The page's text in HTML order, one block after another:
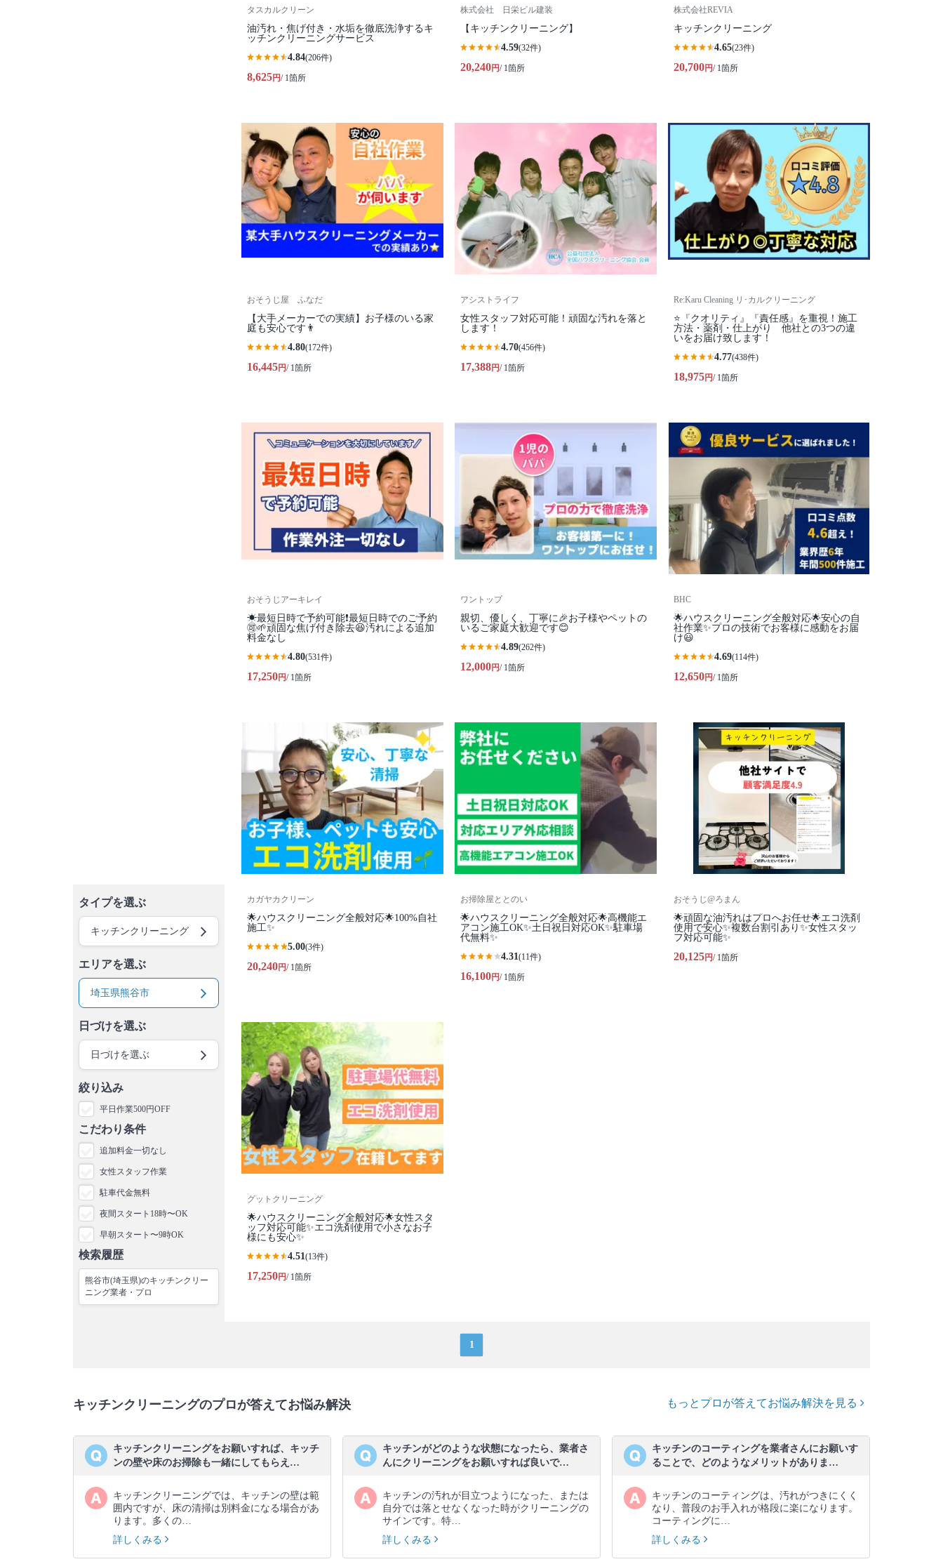
タイプを選ぶ
キッチンクリーニング
エリアを選ぶ
埼玉県熊谷市
日づけを選ぶ
日づけを選ぶ
絞り込み
平日作業500円OFF
こだわり条件
追加料金一切なし
女性スタッフ作業
駐車代金無料
夜間スタート18時〜OK
早朝スタート〜9時OK
検索履歴
熊谷市(埼玉県)のキッチンクリー
ニング業者・プロ
タスカルクリーン
油汚れ・焦げ付き・水垢を徹底洗浄するキ
ッチンクリーニングサービス
4.84(206件)
8,625円/ 1箇所
株式会社 日栄ビル建装
【キッチンクリーニング】
4.59(32件)
20,240円/ 1箇所
株式会社REVIA
キッチンクリーニング
4.65(23件)
20,700円/ 1箇所
おそうじ屋 ふなだ
【大手メーカーでの実績】お子様のいる家
庭も安心です👨
4.80(172件)
16,445円/ 1箇所
アシストライフ
女性スタッフ対応可能！頑固な汚れを落と
します！
4.70(456件)
17,388円/ 1箇所
Re:Karu Cleaning リ･カルクリーニング
⭐『クオリティ』『責任感』を重視！施工
方法・薬剤・仕上がり 他社との3つの違
いをお届け致します！
4.77(438件)
18,975円/ 1箇所
おそうじアーキレイ
☀最短日時で予約可能❗最短日時でのご予約
🉑🌱頑固な焦げ付き除去😆汚れによる追加
料金なし
4.80(531件)
17,250円/ 1箇所
ワントップ
親切、優しく、丁寧に🎉お子様やペットの
いるご家庭大歓迎です😊
4.89(262件)
12,000円/ 1箇所
BHC
🌟ハウスクリーニング全般対応🌟安心の自
社作業✨プロの技術でお客様に感動をお届
け😃
4.69(114件)
12,650円/ 1箇所
カガヤカクリーン
🌟ハウスクリーニング全般対応🌟100%自社
施工✨
5.00(3件)
20,240円/ 1箇所
お掃除屋ととのい
🌟ハウスクリーニング全般対応🌟高機能エ
アコン施工OK✨土日祝日対応OK✨駐車場
代無料✨
4.31(11件)
16,100円/ 1箇所
おそうじ@ろまん
🌟頑固な油汚れはプロへお任せ🌟エコ洗剤
使用で安心✨複数台割引あり✨女性スタッ
フ対応可能✨
20,125円/ 1箇所
グットクリーニング
🌟ハウスクリーニング全般対応🌟女性スタ
ッフ対応可能✨エコ洗剤使用で小さなお子
様にも安心✨
4.51(13件)
17,250円/ 1箇所
1
キッチンクリーニングのプロが答えてお悩み解決 もっとプロが答えてお悩み解決を見る
キッチンクリーニングをお願いすれば、キッチ
ンの壁や床のお掃除も一緒にしてもらえ…
キッチンクリーニングでは、キッチンの壁は範
囲内ですが、床の清掃は別料金になる場合があ
ります。多くの…
詳しくみる
キッチンがどのような状態になったら、業者さ
んにクリーニングをお願いすれば良いで…
キッチンの汚れが目立つようになった、または
自分では落とせなくなった時がクリーニングの
サインです。特…
詳しくみる
キッチンのコーティングを業者さんにお願いす
ることで、どのようなメリットがありま…
キッチンのコーティングは、汚れがつきにくく
なり、普段のお手入れが格段に楽になります。
コーティングに…
詳しくみる